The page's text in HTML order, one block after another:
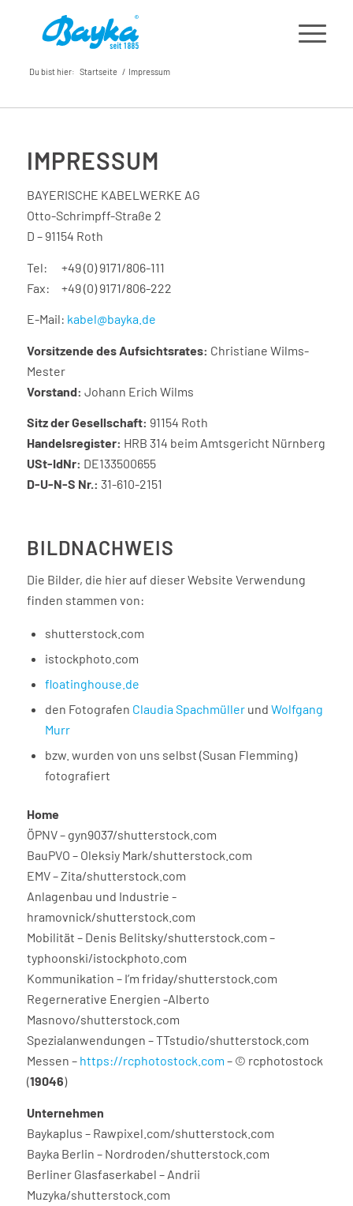
Du bist hier: Startseite / Impressum
IMPRESSUM
BAYERISCHE KABELWERKE AG
Otto-Schrimpff-Straße 2
D – 91154 Roth
Tel: +49 (0) 9171/806-111
Fax: +49 (0) 9171/806-222
E-Mail: kabel@bayka.de
Vorsitzende des Aufsichtsrates: Christiane Wilms-
Mester
Vorstand: Johann Erich Wilms
Sitz der Gesellschaft: 91154 Roth
Handelsregister: HRB 314 beim Amtsgericht Nürnberg
USt-IdNr: DE133500655
D-U-N-S Nr.: 31-610-2151
BILDNACHWEIS
Die Bilder, die hier auf dieser Website Verwendung
finden stammen von:
shutterstock.com
istockphoto.com
floatinghouse.de
den Fotografen Claudia Spachmüllerund Wolfgang
Murr
bzw. wurden von uns selbst (Susan Flemming)
fotografiert
Home
ÖPNV – gyn9037/shutterstock.com
BauPVO – Oleksiy Mark/shutterstock.com
EMV – Zita/shutterstock.com
Anlagenbau und Industrie -
hramovnick/shutterstock.com
Mobilität – Denis Belitsky/shutterstock.com –
typhoonski/istockphoto.com
Kommunikation – I’m friday/shutterstock.com
Regernerative Energien -Alberto
Masnovo/shutterstock.com
Spezialanwendungen – TTstudio/shutterstock.com
Messen – https://rcphotostock.com – © rcphotostock
(19046)
Unternehmen
Baykaplus – Rawpixel.com/shutterstock.com
Bayka Berlin – Nordroden/shutterstock.com
Berliner Glasfaserkabel – Andrii
Muzyka/shutterstock.com